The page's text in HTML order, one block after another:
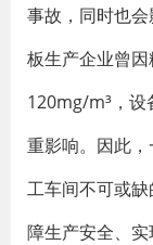
事故，同时也
板生产企业曾
120mg/m³，设
重影响。因此
工车间不可或
障生产安全、实